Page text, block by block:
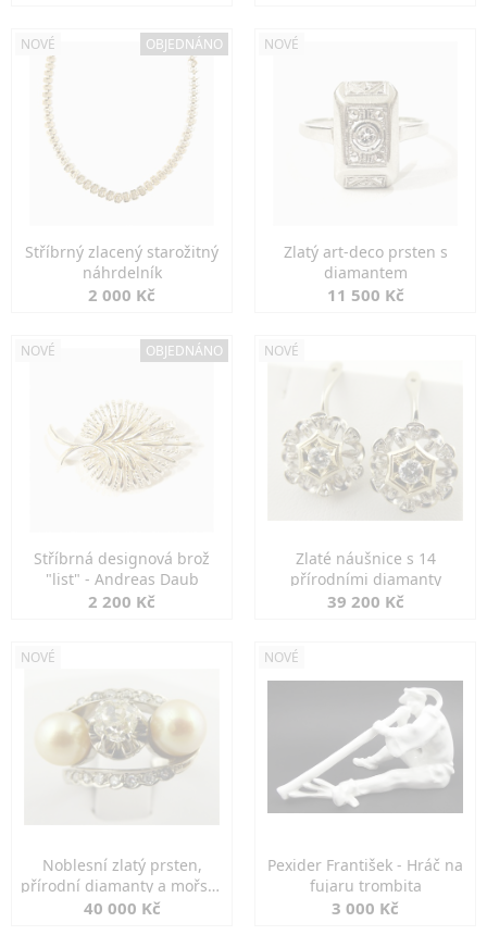
NOVÉ OBJEDNÁNO
Stříbrný zlacený starožitný
náhrdelník
2 000 Kč
NOVÉ
Zlatý art-deco prsten s
diamantem
11 500 Kč
NOVÉ OBJEDNÁNO
Stříbrná designová brož
"list" - Andreas Daub
2 200 Kč
NOVÉ
Zlaté náušnice s 14
přírodními diamanty
39 200 Kč
NOVÉ
Noblesní zlatý prsten,
přírodní diamanty a mořské
perly
40 000 Kč
NOVÉ
Pexider František - Hráč na
fujaru trombita
3 000 Kč